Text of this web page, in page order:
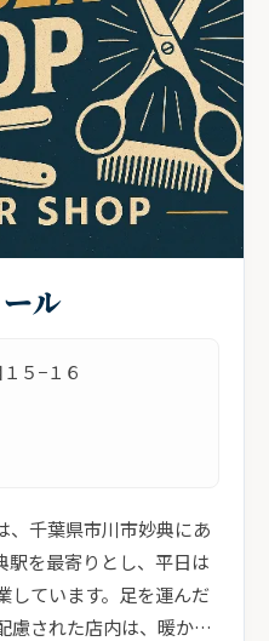
ル
５−１６
、千葉県市川市妙典にあ
駅を最寄りとし、平日は
しています。足を運んだ
慮された店内は、暖かみ